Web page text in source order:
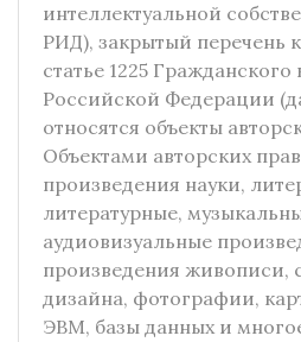
интеллектуальной
РИД), закрытый перечень
статье 1225 Гражданского
Российской Федерации
относятся объекты
Объектами авторских
произведения науки,
литературные,
аудиовизуальные
произведения живописи,
дизайна, фотографии,
ЭВМ, базы данных и